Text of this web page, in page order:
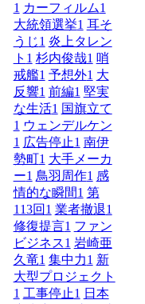
1 カーフィルム1
大統領選挙1 耳そ
うじ1 炎上タレン
ト 1 杉内俊哉1 哨
戒艦1 予想外1 大
反響1 前編1 堅実
な生活1 国旗立て
1 ウェンデルケン
1 広告停止1 南伊
勢町1 大手メーカ
ー1 鳥羽周作1 感
情的な瞬間1 第
113回 1 業者撤退1
修復提言1 ファン
ビジネス1 岩崎亜
久竜1 集中力1 新
大型プロジェクト
1 工事停止1 日本